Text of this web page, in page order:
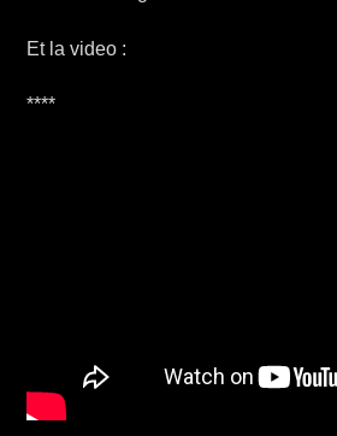
Et la video :
****